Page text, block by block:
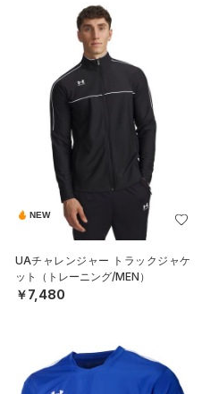
NEW
UAチャレンジャー トラックジャケ
ット（トレーニング/MEN）
￥7,480